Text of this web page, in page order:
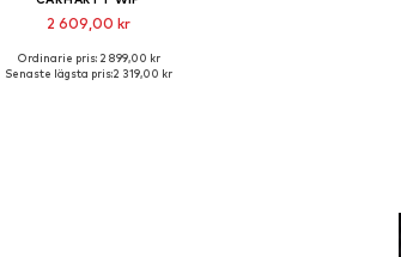
2 609,00 kr
Tillgängliga storlekar: S, L, XL
Ordinarie pris: 2 899,00 kr
Senaste lägsta pris:2 319,00 kr